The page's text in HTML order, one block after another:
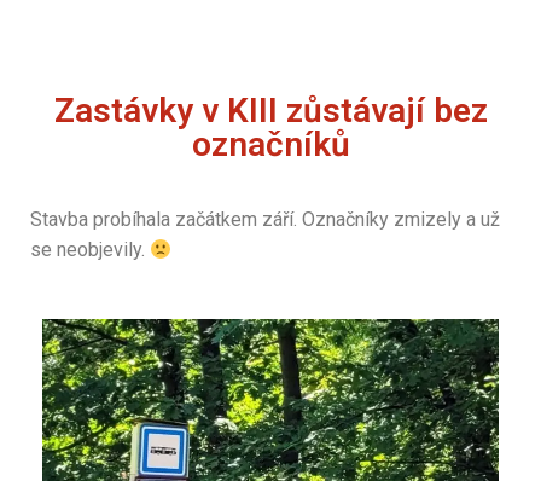
Zastávky v KIII zůstávají bez
označníků
Stavba probíhala začátkem září. Označníky zmizely a už
se neobjevily.